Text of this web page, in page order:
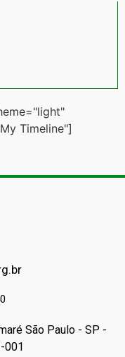
Timeline"]
São Paulo - SP -
001